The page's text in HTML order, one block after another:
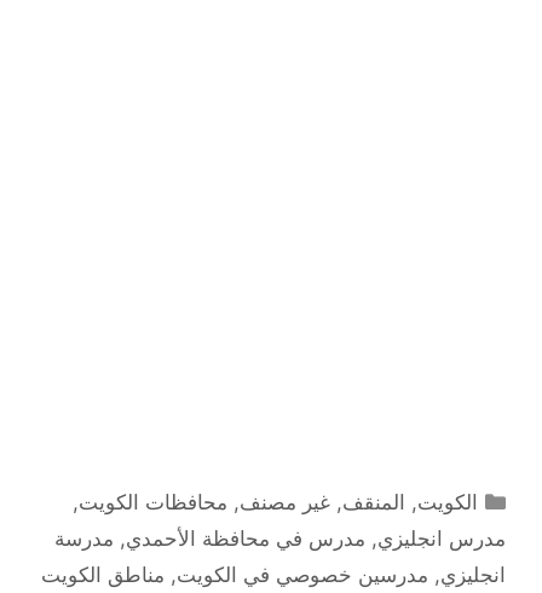
التصنيفات
الكويت, المنقف,غير مصنف, محافظات الكويت,
مدرس انجليزي, مدرس في محافظة الأحمدي, مدرسة
انجليزي, مدرسين خصوصي في الكويت, مناطق الكويت